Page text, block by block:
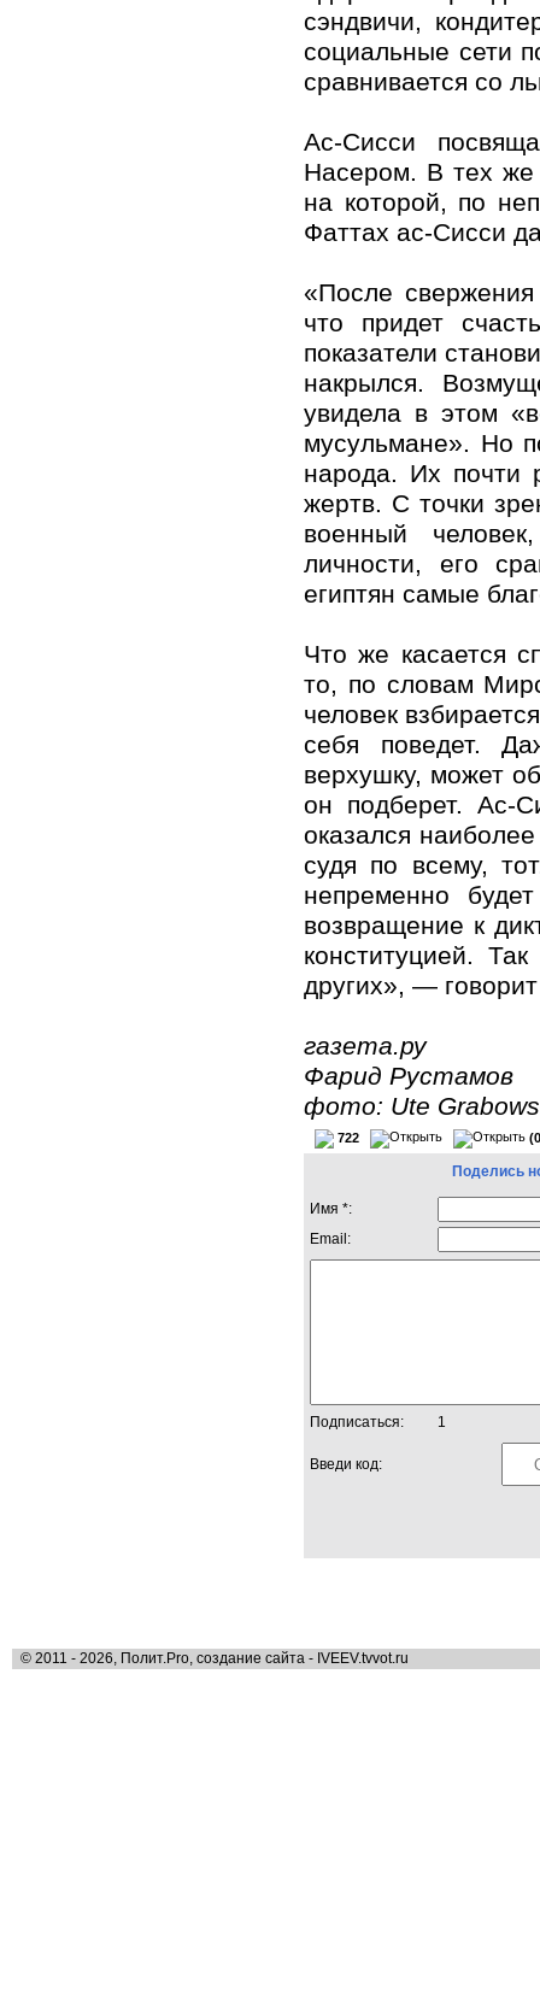
сэндвичи,
социальные сети
сравнивается со
Ас-Сисси
Насером. В тех же
на которой, по
Фаттах ас-Сисси
«После
что придет
показатели
накрылся.
увидела в этом
мусульмане». Но
народа. Их почти
жертв. С точки
военный
личности, его
египтян самые
Что же касается
то, по словам
человек
себя поведет.
верхушку, может
он подберет. Ас-
оказался
судя по всему,
непременно
возвращение к
конституцией.
других», —
газета.ру
Фарид Рустамов
фото: Ute
722
Поделись
Имя *:
Email:
Подписаться: 1
Введи код:
© 2011 - 2026, Полит.Pro, создание сайта - IVEEV.tvvot.ru